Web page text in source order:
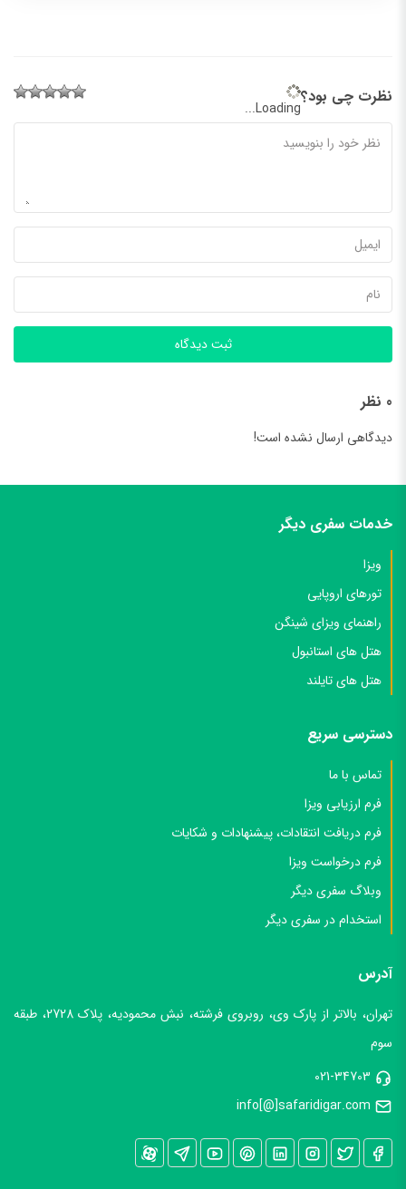
نظرت چی بود؟
دیدگاهی ارسال نشده است!
خدمات سفری دیگر
ویزا
تورهای اروپایی
راهنمای ویزای شینگن
هتل های تایلند
دسترسی سریع
تماس با ما
فرم ارزیابی ویزا
فرم دریافت انتقادات، پیشنهادات و شکایات
فرم درخواست ویزا
استخدام در سفری دیگر
آدرس
info[@]safaridigar.com